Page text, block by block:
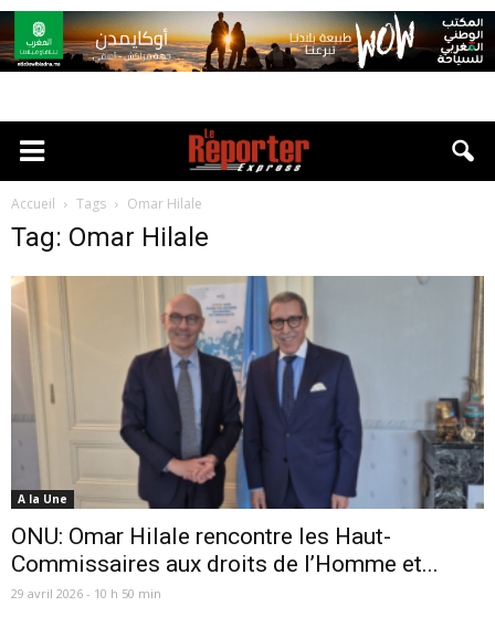
Accueil Tags Omar Hilale
Tag: Omar Hilale
A la Une
ONU: Omar Hilale rencontre les Haut-
Commissaires aux droits de l’Homme et...
29 avril 2026 - 10 h 50 min